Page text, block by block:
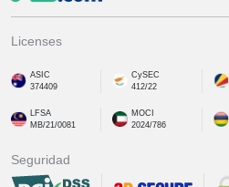
Licenses
ASIC
374409
CySEC
412/22
LFSA
MB/21/0081
MOCI
2024/786
Seguridad